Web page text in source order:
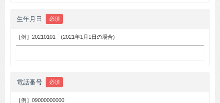
生年月日 必須
［例］20210101 (2021年1月1日の場合)
電話番号 必須
［例］09000000000